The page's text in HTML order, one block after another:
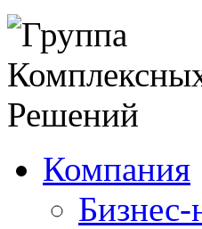
Компания
Бизнес-